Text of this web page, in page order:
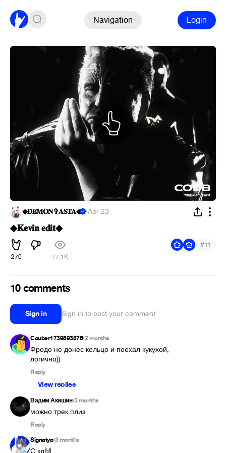
Navigation Login
◆︎𝐃𝐄𝐌𝐎𝐍✞𝐀𝐒𝐓𝐀◆︎ ·Apr 23
◆︎𝐊𝐞𝐯𝐢𝐧 𝐞𝐝𝐢𝐭◆︎
270 77.1K
#11
10 comments
Sign in Sign in to post your comment
Couber1739893576•2 months
Фродо не донес кольцо и поехал кукухой,
логично))
Reply
View replies
Вадим Акишин•3 months
можно трек плиз
Reply
Signatyp•3 months